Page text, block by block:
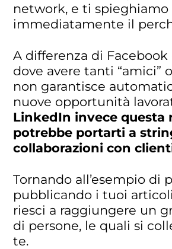
network, e ti spieghiamo
immediatamente il
A differenza di Facebook
dove avere tanti “amici”
non garantisce
nuove opportunità
LinkedIn invece questa
potrebbe portarti a
collaborazioni con
Tornando all’esempio di
pubblicando i tuoi
riesci a raggiungere un
di persone, le quali si
te.